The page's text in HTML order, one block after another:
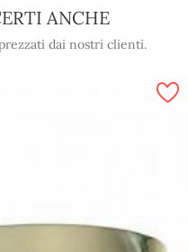
ANCHE
dai nostri clienti.